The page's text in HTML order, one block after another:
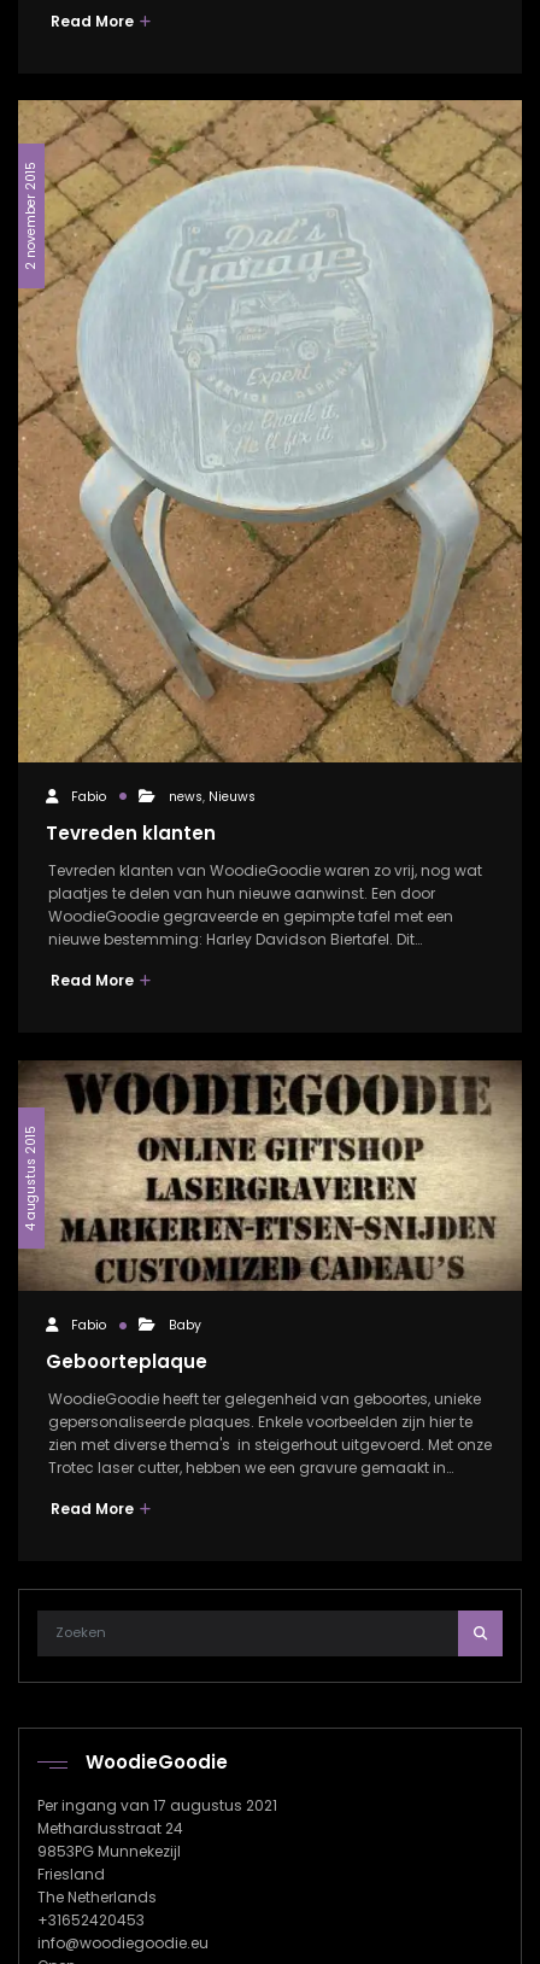
Read More
2 november 2015
Fabio news, Nieuws
Tevreden klanten
Tevreden klanten van WoodieGoodie waren zo vrij, nog wat
plaatjes te delen van hun nieuwe aanwinst. Een door
WoodieGoodie gegraveerde en gepimpte tafel met een
nieuwe bestemming: Harley Davidson Biertafel. Dit…
Read More
4 augustus 2015
Fabio Baby
Geboorteplaque
WoodieGoodie heeft ter gelegenheid van geboortes, unieke
gepersonaliseerde plaques. Enkele voorbeelden zijn hier te
zien met diverse thema's in steigerhout uitgevoerd. Met onze
Trotec laser cutter, hebben we een gravure gemaakt in…
Read More
WoodieGoodie
Per ingang van 17 augustus 2021
Methardusstraat 24
9853PG Munnekezijl
Friesland
The Netherlands
+31652420453
info@woodiegoodie.eu